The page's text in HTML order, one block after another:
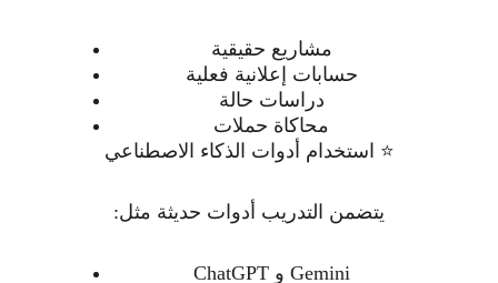
مشاريع حقيقية
حسابات إعلانية فعلية
دراسات حالة
محاكاة حملات
⭐ استخدام أدوات الذكاء الاصطناعي
يتضمن التدريب أدوات حديثة مثل:
ChatGPT و Gemini